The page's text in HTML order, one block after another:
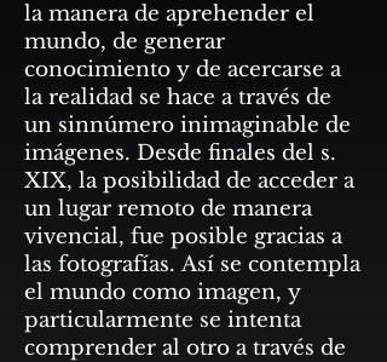
la manera de aprehender el
mundo, de generar
conocimiento y de acercarse a
la realidad se hace a través de
un sinnúmero inimaginable de
imágenes. Desde finales del s.
XIX, la posibilidad de acceder a
un lugar remoto de manera
vivencial, fue posible gracias a
las fotografías. Así se contempla
el mundo como imagen, y
particularmente se intenta
comprender al otro a través de